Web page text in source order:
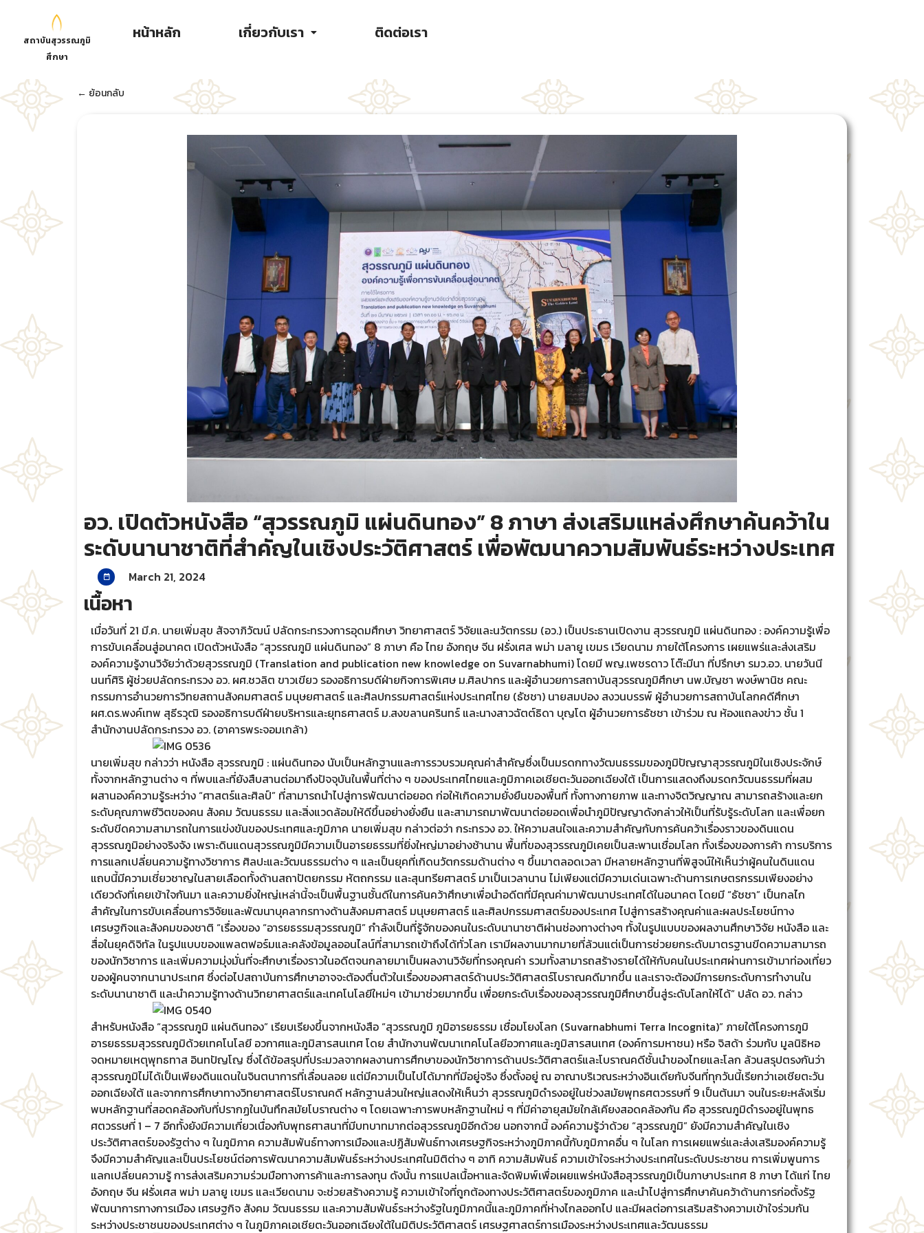
สถาบันสุวรรณภูมิ
ศึกษา
หน้าหลัก เกี่ยวกับเรา ติดต่อเรา
← ย้อนกลับ
อว. เปิดตัวหนังสือ “สุวรรณภูมิ แผ่นดินทอง” 8 ภาษา ส่งเสริมแหล่งศึกษาค้นคว้าใน
ระดับนานาชาติที่สำคัญในเชิงประวัติศาสตร์ เพื่อพัฒนาความสัมพันธ์ระหว่างประเทศ
March 21, 2024
เนื้อหา
เมื่อวันที่ 21 มี.ค. นายเพิ่มสุข สัจจาภิวัฒน์ ปลัดกระทรวงการอุดมศึกษา วิทยาศาสตร์ วิจัยและนวัตกรรม (อว.) เป็นประธานเปิดงาน สุวรรณภูมิ แผ่นดินทอง : องค์ความรู้เพื่อ
การขับเคลื่อนสู่อนาคต เปิดตัวหนังสือ “สุวรรณภูมิ แผ่นดินทอง” 8 ภาษา คือ ไทย อังกฤษ จีน ฝรั่งเศส พม่า มลายู เขมร เวียดนาม ภายใต้โครงการ เผยแพร่และส่งเสริม
องค์ความรู้งานวิจัยว่าด้วยสุวรรณภูมิ (Translation and publication new knowledge on Suvarnabhumi) โดยมี พญ.เพชรดาว โต๊ะมีนา ที่ปรึกษา รมว.อว. นายวันนี
นนท์ศิริ ผู้ช่วยปลัดกระทรวง อว. ผศ.ชวลิต ขาวเขียว รองอธิการบดีฝ่ายกิจการพิเศษ ม.ศิลปากร และผู้อำนวยการสถาบันสุวรรณภูมิศึกษา นพ.บัญชา พงษ์พานิช คณะ
กรรมการอำนวยการวิทยสถานสังคมศาสตร์ มนุษยศาสตร์ และศิลปกรรมศาสตร์แห่งประเทศไทย (ธัชชา) นายสมปอง สงวนบรรพ์ ผู้อำนวยการสถาบันโลกคดีศึกษา
ผศ.ดร.พงค์เทพ สุธีรวุฒิ รองอธิการบดีฝ่ายบริหารและยุทธศาสตร์ ม.สงขลานครินทร์ และนางสาวฉัตต์ธิดา บุญโต ผู้อำนวยการธัชชา เข้าร่วม ณ ห้องแถลงข่าว ชั้น 1
สำนักงานปลัดกระทรวง อว. (อาคารพระจอมเกล้า)
นายเพิ่มสุข กล่าวว่า หนังสือ สุวรรณภูมิ : แผ่นดินทอง นับเป็นหลักฐานและการรวบรวมคุณค่าสำคัญซึ่งเป็นมรดกทางวัฒนธรรมของภูมิปัญญาสุวรรณภูมิในเชิงประจักษ์
ทั้งจากหลักฐานต่าง ๆ ที่พบและที่ยังสืบสานต่อมาถึงปัจจุบันในพื้นที่ต่าง ๆ ของประเทศไทยและภูมิภาคเอเชียตะวันออกเฉียงใต้ เป็นการแสดงถึงมรดกวัฒนธรรมที่ผสม
ผสานองค์ความรู้ระหว่าง “ศาสตร์และศิลป์” ที่สามารถนําไปสู่การพัฒนาต่อยอด ก่อให้เกิดความยั่งยืนของพื้นที่ ทั้งทางกายภาพ และทางจิตวิญญาณ สามารถสร้างและยก
ระดับคุณภาพชีวิตของคน สังคม วัฒนธรรม และสิ่งแวดล้อมให้ดีขึ้นอย่างยั่งยืน และสามารถมาพัฒนาต่อยอดเพื่อนําภูมิปัญญาดังกล่าวให้เป็นที่รับรู้ระดับโลก และเพื่อยก
ระดับขีดความสามารถในการแข่งขันของประเทศและภูมิภาค นายเพิ่มสุข กล่าวต่อว่า กระทรวง อว. ให้ความสนใจและความสำคัญกับการค้นคว้าเรื่องราวของดินแดน
สุวรรณภูมิอย่างจริงจัง เพราะดินแดนสุวรรณภูมิมีความเป็นอารยธรรมที่ยิ่งใหญ่มาอย่างช้านาน พื้นที่ของสุวรรณภูมิเคยเป็นสะพานเชื่อมโลก ทั้งเรื่องของการค้า การบริการ
การแลกเปลี่ยนความรู้ทางวิชาการ ศิลปะและวัฒนธรรมต่าง ๆ และเป็นยุคที่เกิดนวัตกรรมด้านต่าง ๆ ขึ้นมาตลอดเวลา มีหลายหลักฐานที่พิสูจน์ให้เห็นว่าผู้คนในดินแดน
แถบนี้มีความเชี่ยวชาญในสายเลือดทั้งด้านสถาปัตยกรรม หัตถกรรม และสุนทรียศาสตร์ มาเป็นเวลานาน ไม่เพียงแต่มีความเด่นเฉพาะด้านการเกษตรกรรมเพียงอย่าง
เดียวดังที่เคยเข้าใจกันมา และความยิ่งใหญ่เหล่านี้จะเป็นพื้นฐานชั้นดีในการค้นคว้าศึกษาเพื่อนำอดีตที่มีคุณค่ามาพัฒนาประเทศได้ในอนาคต โดยมี “ธัชชา” เป็นกลไก
สำคัญในการขับเคลื่อนการวิจัยและพัฒนาบุคลากรทางด้านสังคมศาสตร์ มนุษยศาสตร์ และศิลปกรรมศาสตร์ของประเทศ ไปสู่การสร้างคุณค่าและผลประโยชน์ทาง
เศรษฐกิจและสังคมของชาติ “เรื่องของ “อารยธรรมสุวรรณภูมิ” กำลังเป็นที่รู้จักของคนในระดับนานาชาติผ่านช่องทางต่างๆ ทั้งในรูปแบบของผลงานศึกษาวิจัย หนังสือ และ
สื่อในยุคดิจิทัล ในรูปแบบของแพลตฟอร์มและคลังข้อมูลออนไลน์ที่สามารถเข้าถึงได้ทั่วโลก เรามีผลงานมากมายที่ล้วนแต่เป็นการช่วยยกระดับมาตรฐานขีดความสามารถ
ของนักวิชาการ และเพิ่มความมุ่งมั่นที่จะศึกษาเรื่องราวในอดีตจนกลายมาเป็นผลงานวิจัยที่ทรงคุณค่า รวมทั้งสามารถสร้างรายได้ให้กับคนในประเทศผ่านการเข้ามาท่องเที่ยว
ของผู้คนจากนานาประเทศ ซึ่งต่อไปสถาบันการศึกษาอาจจะต้องตื่นตัวในเรื่องของศาสตร์ด้านประวัติศาสตร์โบราณคดีมากขึ้น และเราจะต้องมีการยกระดับการทำงานใน
ระดับนานาชาติ และนำความรู้ทางด้านวิทยาศาสตร์และเทคโนโลยีใหม่ๆ เข้ามาช่วยมากขึ้น เพื่อยกระดับเรื่องของสุวรรณภูมิศึกษาขึ้นสู่ระดับโลกให้ได้” ปลัด อว. กล่าว
สำหรับหนังสือ “สุวรรณภูมิ แผ่นดินทอง” เรียบเรียงขึ้นจากหนังสือ “สุวรรณภูมิ ภูมิอารยธรรม เชื่อมโยงโลก (Suvarnabhumi Terra Incognita)” ภายใต้โครงการภูมิ
อารยธรรมสุวรรณภูมิด้วยเทคโนโลยี อวกาศและภูมิสารสนเทศ โดย สำนักงานพัฒนาเทคโนโลยีอวกาศและภูมิสารสนเทศ (องค์การมหาชน) หรือ จิสด้า ร่วมกับ มูลนิธิหอ
จดหมายเหตุพุทธทาส อินทปัญโญ ซึ่งได้ข้อสรุปที่ประมวลจากผลงานการศึกษาของนักวิชาการด้านประวัติศาสตร์และโบราณคดีชั้นนําของไทยและโลก ล้วนสรุปตรงกันว่า
สุวรรณภูมิไม่ได้เป็นเพียงดินแดนในจินตนาการที่เลื่อนลอย แต่มีความเป็นไปได้มากที่มีอยู่จริง ซึ่งตั้งอยู่ ณ อาณาบริเวณระหว่างอินเดียกับจีนที่ทุกวันนี้เรียกว่าเอเชียตะวัน
ออกเฉียงใต้ และจากการศึกษาทางวิทยาศาสตร์โบราณคดี หลักฐานส่วนใหญ่แสดงให้เห็นว่า สุวรรณภูมิดำรงอยู่ในช่วงสมัยพุทธศตวรรษที่ 9 เป็นต้นมา จนในระยะหลังเริ่ม
พบหลักฐานที่สอดคล้องกับที่ปรากฏในบันทึกสมัยโบราณต่าง ๆ โดยเฉพาะการพบหลักฐานใหม่ ๆ ที่มีค่าอายุสมัยใกล้เคียงสอดคล้องกัน คือ สุวรรณภูมิดำรงอยู่ในพุทธ
ศตวรรษที่ 1 – 7 อีกทั้งยังมีความเกี่ยวเนื่องกับพุทธศาสนาที่มีบทบาทมากต่อสุวรรณภูมิอีกด้วย นอกจากนี้ องค์ความรู้ว่าด้วย “สุวรรณภูมิ” ยังมีความสำคัญในเชิง
ประวัติศาสตร์ของรัฐต่าง ๆ ในภูมิภาค ความสัมพันธ์ทางการเมืองและปฏิสัมพันธ์ทางเศรษฐกิจระหว่างภูมิภาคนี้กับภูมิภาคอื่น ๆ ในโลก การเผยแพร่และส่งเสริมองค์ความรู้
จึงมีความสำคัญและเป็นประโยชน์ต่อการพัฒนาความสัมพันธ์ระหว่างประเทศในมิติต่าง ๆ อาทิ ความสัมพันธ์ ความเข้าใจระหว่างประเทศในระดับประชาชน การเพิ่มพูนการ
แลกเปลี่ยนความรู้ การส่งเสริมความร่วมมือทางการค้าและการลงทุน ดังนั้น การแปลเนื้อหาและจัดพิมพ์เพื่อเผยแพร่หนังสือสุวรรณภูมิเป็นภาษาประเทศ 8 ภาษา ได้แก่ ไทย
อังกฤษ จีน ฝรั่งเศส พม่า มลายู เขมร และเวียดนาม จะช่วยสร้างความรู้ ความเข้าใจที่ถูกต้องทางประวัติศาสตร์ของภูมิภาค และนำไปสู่การศึกษาค้นคว้าด้านการก่อตั้งรัฐ
พัฒนาการทางการเมือง เศรษฐกิจ สังคม วัฒนธรรม และความสัมพันธ์ระหว่างรัฐในภูมิภาคนี้และภูมิภาคที่ห่างไกลออกไป และมีผลต่อการเสริมสร้างความเข้าใจร่วมกัน
ระหว่างประชาชนของประเทศต่าง ๆ ในภูมิภาคเอเชียตะวันออกเฉียงใต้ในมิติประวัติศาสตร์ เศรษฐศาสตร์การเมืองระหว่างประเทศและวัฒนธรรม